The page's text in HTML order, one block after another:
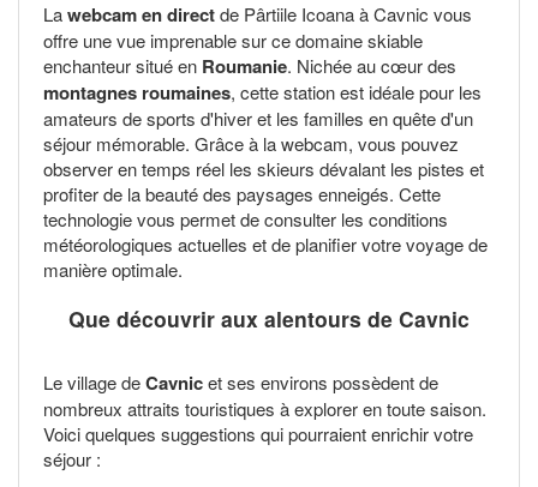
Lawebcam en directde Pârtiile Icoana à Cavnic vous
offre une vue imprenable sur ce domaine skiable
enchanteur situé en Roumanie. Nichée au cœur des
montagnes roumaines, cette station est idéale pour les
amateurs de sports d'hiver et les familles en quête d'un
séjour mémorable. Grâce à la webcam, vous pouvez
observer en temps réel les skieurs dévalant les pistes et
profiter de la beauté des paysages enneigés. Cette
technologie vous permet de consulter les conditions
météorologiques actuelles et de planifier votre voyage de
manière optimale.
Que découvrir aux alentours de Cavnic
Le village deCavnicet ses environs possèdent de
nombreux attraits touristiques à explorer en toute saison.
Voici quelques suggestions qui pourraient enrichir votre
séjour :